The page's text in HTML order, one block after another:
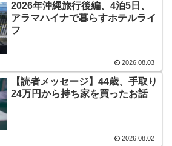
2026年沖縄旅行後編、4泊5日、
アラマハイナで暮らすホテルライ
フ
2026.08.03
【読者メッセージ】44歳、手取り
24万円から持ち家を買ったお話
2026.08.02